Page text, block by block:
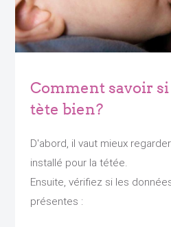
Comment savoir
tète bien?
D'abord, il vaut mieux
installé pour la tétée.
Ensuite, vérifiez si les
présentes :